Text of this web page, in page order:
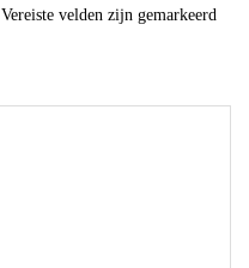
Vereiste velden zijn gemarkeerd